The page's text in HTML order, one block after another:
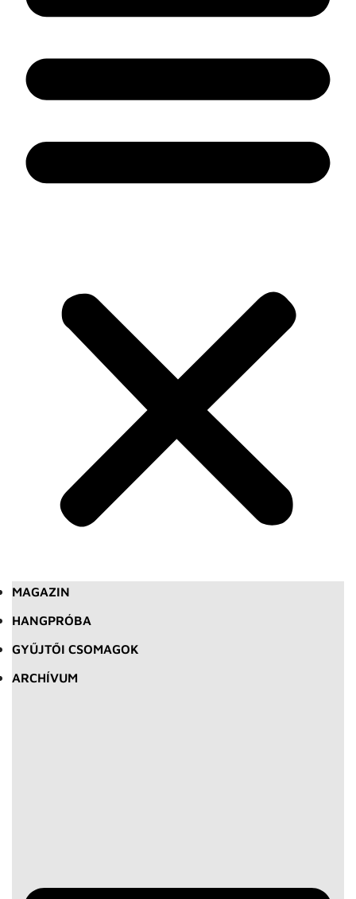
MAGAZIN
HANGPRÓBA
GYŰJTŐI CSOMAGOK
ARCHÍVUM